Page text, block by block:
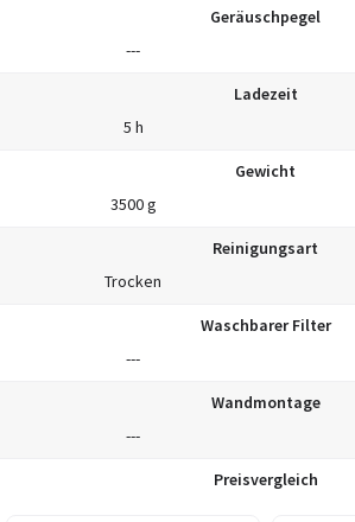
Geräuschpegel
---
Ladezeit
5 h
Gewicht
3500 g
Reinigungsart
Trocken
Waschbarer Filter
---
Wandmontage
---
Preisvergleich